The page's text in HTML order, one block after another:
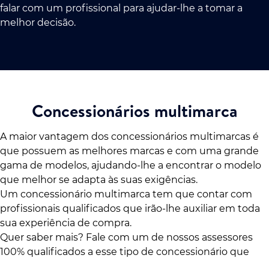
falar com um profissional para ajudar-lhe a tomar a
melhor decisão.
Concessionários multimarca
A maior vantagem dos concessionários multimarcas é
que possuem as melhores marcas e com uma grande
gama de modelos, ajudando-lhe a encontrar o modelo
que melhor se adapta às suas exigências.
Um concessionário multimarca tem que contar com
profissionais qualificados que irão-lhe auxiliar em toda
sua experiência de compra.
Quer saber mais? Fale com um de nossos assessores
100% qualificados a esse tipo de concessionário que